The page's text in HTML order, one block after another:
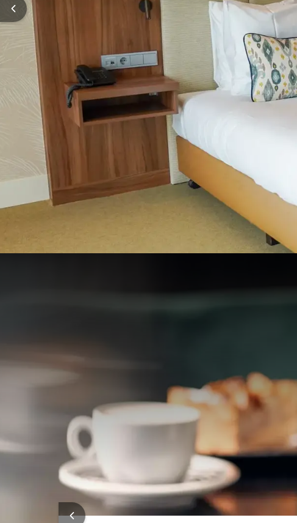
Superior-weekendactie | 35
uitgebreid ontbijtbuffet en koffie met gebak. Ontdek
weekend nét dat beetje extra krijgen.
Op = Op! Er zijn een beperkt aantal kamers beschikbaar
UW
Dit arrangement is inclusief:
2x Overnachting in een ruime Superiorkamer
2x Uitgebreid ontbijtbuffet
1x Koffie en gebak
HOTEL